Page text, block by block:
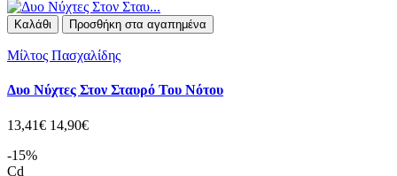
Καλάθι Προσθήκη στα αγαπημένα
Μίλτος Πασχαλίδης
Δυο Νύχτες Στον Σταυρό Του Νότου
13,41€ 14,90€
-15%
Cd